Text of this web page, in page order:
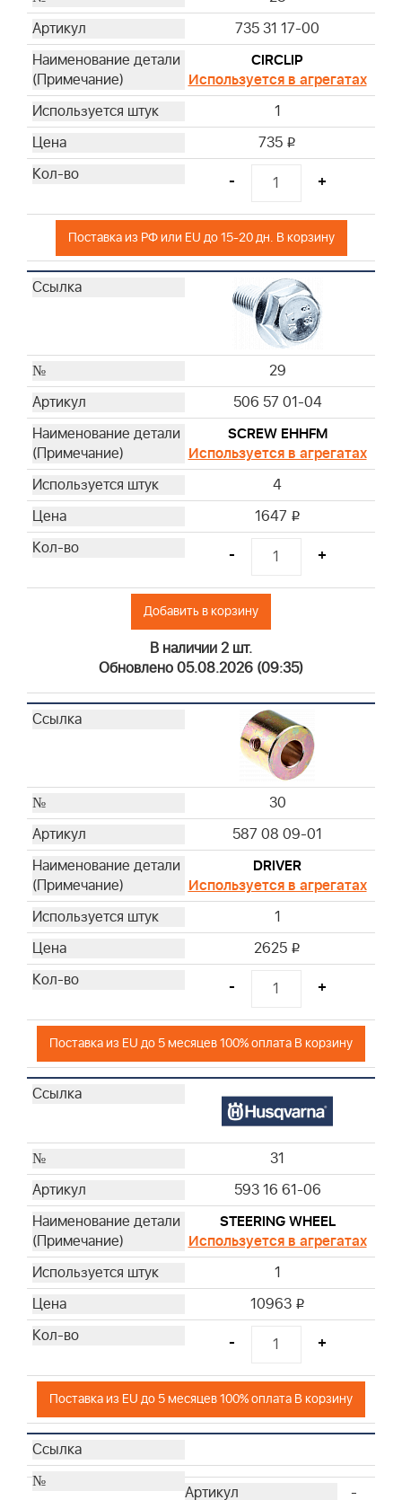
735 31 17-00
CIRCLIP
Используется в агрегатах
1
735 i
- +
Поставка из РФ или EU до 15-20 дн. В корзину
29
506 57 01-04
SCREW EHHFM
Используется в агрегатах
4
1647 i
- +
Добавить в корзину
В наличии 2 шт.
Обновлено 05.08.2026 (09:35)
30
587 08 09-01
DRIVER
Используется в агрегатах
1
2625 i
- +
Поставка из EU до 5 месяцев 100% оплата В корзину
31
593 16 61-06
STEERING WHEEL
Используется в агрегатах
1
10963 i
- +
Поставка из EU до 5 месяцев 100% оплата В корзину
-